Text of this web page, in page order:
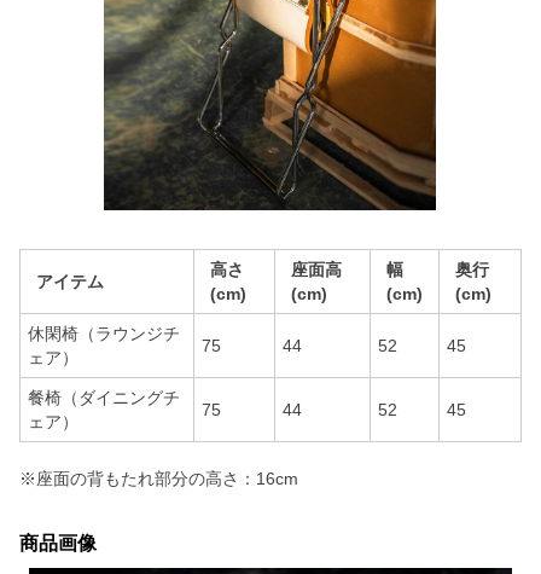
アイテム
高さ
(cm)
座面高
(cm)
幅
(cm)
奥行
(cm)
休閑椅（ラウンジチ
ェア）
75 44 52 45
餐椅（ダイニングチ
ェア）
75 44 52 45
※座面の背もたれ部分の高さ：16cm
商品画像